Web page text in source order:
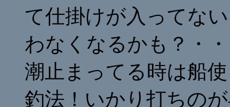
て仕掛けが入ってな
わなくなるかも？・
潮止まってる時は船
釣法！いかり打ちの